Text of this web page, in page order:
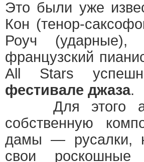
Это были уже
Кон (тенор-
Роуч
французский
All Stars
фестивале джаза.
Для этого
собственную
дамы — русалки,
свои роскошные